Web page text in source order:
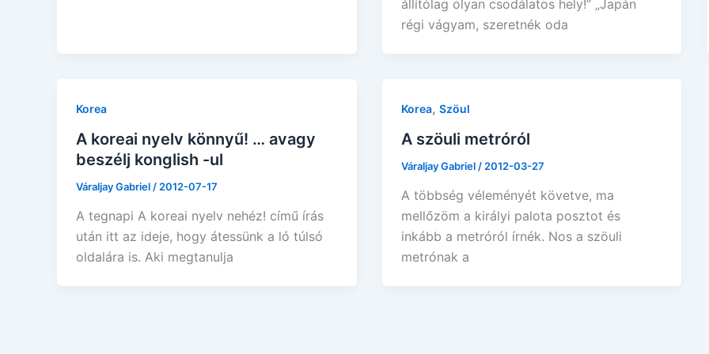
állítólag olyan csodálatos hely!” „Japán
régi vágyam, szeretnék oda
Korea
A koreai nyelv könnyű! … avagy
beszélj konglish -ul
Váraljay Gabriel / 2012-07-17
A tegnapi A koreai nyelv nehéz! című írás
után itt az ideje, hogy átessünk a ló túlsó
oldalára is. Aki megtanulja
Korea, Szöul
A szöuli metróról
Váraljay Gabriel / 2012-03-27
A többség véleményét követve, ma
mellőzöm a királyi palota posztot és
inkább a metróról írnék. Nos a szöuli
metrónak a